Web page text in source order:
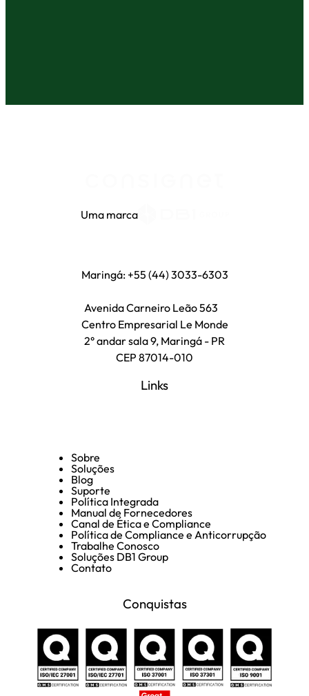
Uma marca
Maringá: +55 (44) 3033-6303
Avenida Carneiro Leão 563
Centro Empresarial Le Monde
2° andar sala 9, Maringá - PR
CEP 87014-010
Links
Sobre
Soluções
Blog
Suporte
Política Integrada
Manual de Fornecedores
Canal de Ética e Compliance
Política de Compliance e Anticorrupção
Trabalhe Conosco
Soluções DB1 Group
Contato
Conquistas